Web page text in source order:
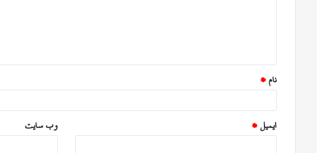
*
نام *
ایمیل * وب‌ سایت